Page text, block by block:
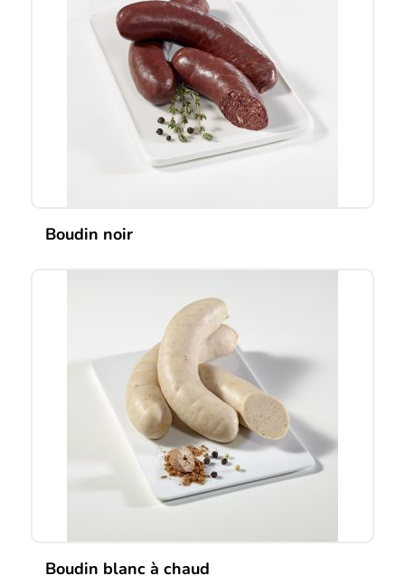
Boudin noir
Boudin blanc à chaud